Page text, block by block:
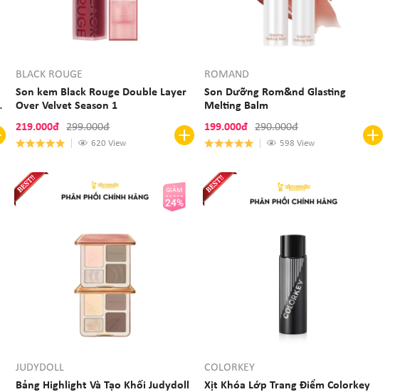
BLACK ROUGE
Son kem Black Rouge Double Layer
Over Velvet Season 1
219.000đ
299.000đ
620 View
ROMAND
Son Dưỡng Rom&nd Glasting
Melting Balm
199.000đ
290.000đ
598 View
GIẢM
24%
JUDYDOLL
Bảng Highlight Và Tạo Khối Judydoll
COLORKEY
Xịt Khóa Lớp Trang Điểm Colorkey